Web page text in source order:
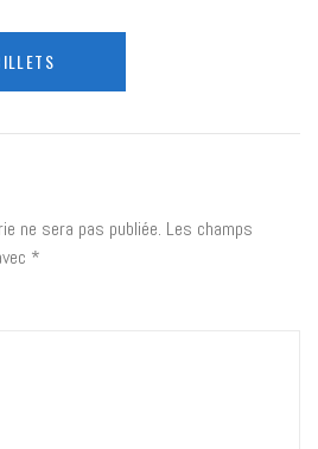
ne sera pas publiée. Les champs
*